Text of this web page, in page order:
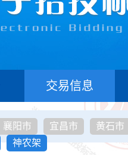
交易信息
襄阳市 宜昌市
黄石市
神农架